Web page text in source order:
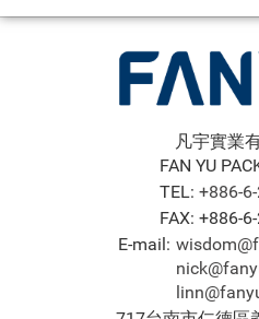
凡宇實業
FAN YU
TEL: +886-
FAX: +886-
E-mail: